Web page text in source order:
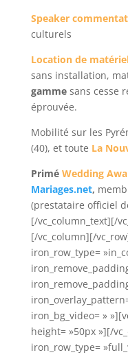
Speaker
culturels
Location de
sans installation,
gammesans cesse
éprouvée.
Mobilité sur les
(40), et toute La
Primé Wedding
Mariages.net,
(prestataire officiel
[/vc_column_text][/
[/vc_column][/
iron_row_type=
iron_bg_video= »
height= »50px »][/
iron_row_type=